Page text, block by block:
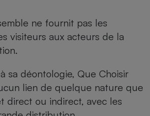
ne fournit pas les
visiteurs aux acteurs de la
sa déontologie, Que Choisir
lien de quelque nature que
direct ou indirect, avec les